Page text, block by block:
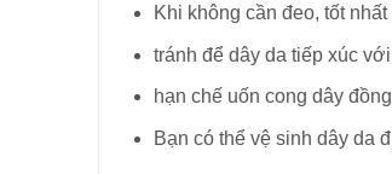
Khi không cần đeo, tốt
tránh để dây da tiếp xúc
hạn chế uốn cong dây
Bạn có thể vệ sinh dây da